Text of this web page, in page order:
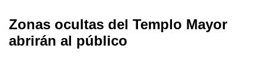
Zonas ocultas del Templo Mayor
abrirán al público